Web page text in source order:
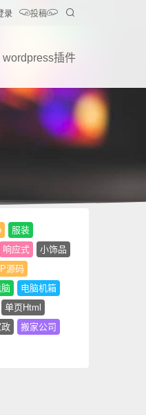
录 投稿
wordpress插件
服装
响应式
小饰品
源码
电脑机箱
单页Html
政
搬家公司